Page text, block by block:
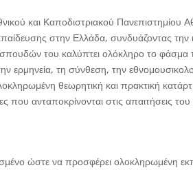
και Καποδιστριακού Πανεπιστημίου
στην Ελλάδα, συνδυάζοντας την
του καλύπτει ολόκληρο το φάσμα
ερμηνεία, τη σύνθεση, την
θεωρητική και πρακτική
που ανταποκρίνονται στις απαιτήσεις
ώστε να προσφέρει ολοκληρωμένη